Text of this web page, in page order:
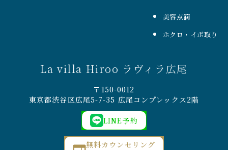
美容点滴
ホクロ・イボ取り
La villa Hiroo ラヴィラ広尾
〒150-0012
東京都渋谷区広尾5-7-35 広尾コンプレックス2階
LINE予約
無料カウンセリング